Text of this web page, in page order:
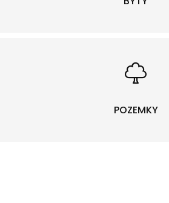
POZEMKY